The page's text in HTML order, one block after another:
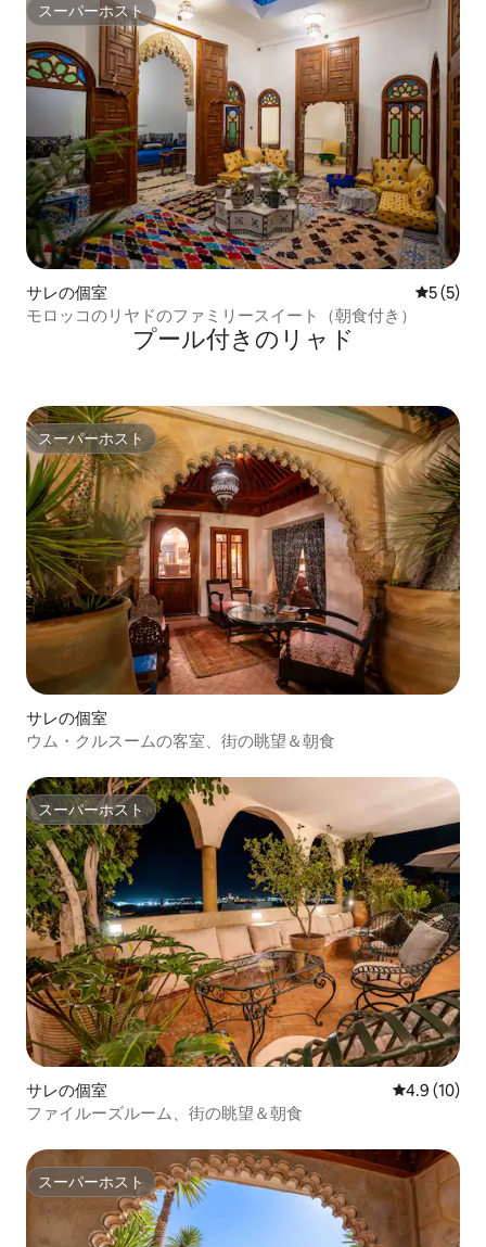
スーパーホスト
スーパーホスト
サレの個室 レビュー
5 (5)
モロッコのリヤドのファミリースイート（朝食付き）
プール付きのリャド
スーパーホスト
スーパーホスト
サレの個室
ウム・クルスームの客室、街の眺望＆朝食
スーパーホスト
スーパーホスト
サレの個室 レビュー10
4.9 (10)
ファイルーズルーム、街の眺望＆朝食
スーパーホスト
スーパーホスト